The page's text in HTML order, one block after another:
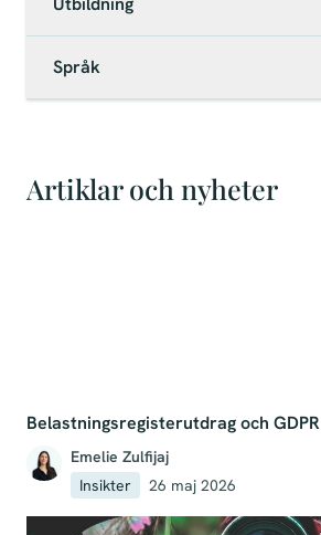
Språk
Artiklar och nyheter
Belastningsregisterutdrag och GDPR
Emelie Zulfijaj
Insikter
26 maj 2026